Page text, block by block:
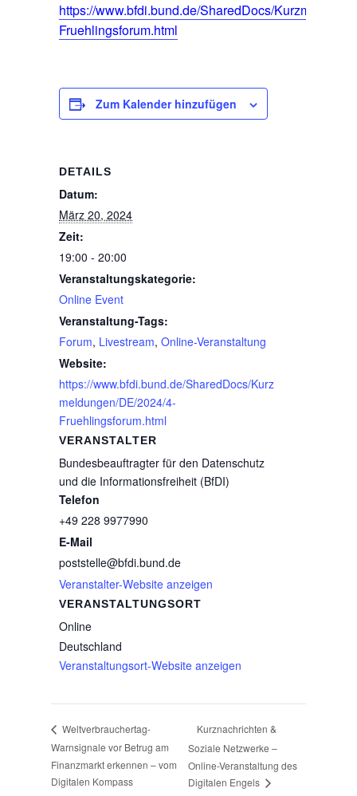
https://www.bfdi.bund.de/SharedDocs/
Fruehlingsforum.html
Zum Kalender hinzufügen
DETAILS
Datum:
März 20, 2024
Zeit:
19:00 - 20:00
Veranstaltungskategorie:
Online Event
Veranstaltung-Tags:
Forum, Livestream, Online-Veranstaltung
Website:
https://www.bfdi.bund.de/SharedDocs/Kurz
meldungen/DE/2024/4-
Fruehlingsforum.html
VERANSTALTUNGSORT
Online
Deutschland
Veranstaltungsort-Website anzeigen
VERANSTALTER
Bundesbeauftragter für den Datenschutz
und die Informationsfreiheit (BfDI)
Telefon
+49 228 9977990
E-Mail
poststelle@bfdi.bund.de
Veranstalter-Website anzeigen
Weltverbrauchertag-
Warnsignale vor Betrug am
Finanzmarkt erkennen – vom
Digitalen Kompass
Kurznachrichten &
Soziale Netzwerke –
Online-Veranstaltung des
Digitalen Engels